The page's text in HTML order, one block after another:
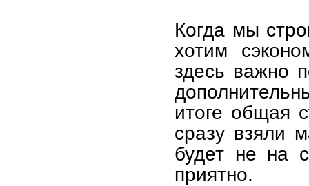
Когда мы
хотим
здесь важно
итоге общая
сразу взяли
будет не на
приятно.